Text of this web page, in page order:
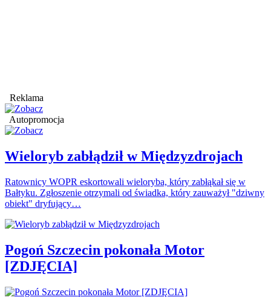
Reklama
Autopromocja
Wieloryb zabłądził w Międzyzdrojach
Ratownicy WOPR eskortowali wieloryba, który zabłąkał się w
Bałtyku. Zgłoszenie otrzymali od świadka, który zauważył "dziwny
obiekt" dryfujący…
Pogoń Szczecin pokonała Motor
[ZDJĘCIA]